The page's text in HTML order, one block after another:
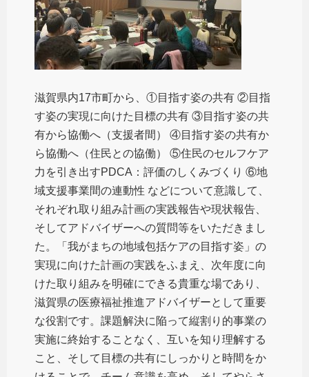
滋賀県内17市町から、①目指す姿の共有 ②目指
す姿の実現に向けた目標の共有 ③目指す姿の共
有から協働へ（支援者間） ④目指す姿の共有か
ら協働へ（住民との協働） ⑤住民のセルフケア
力を引き出すPDCA：評価のしくみづくり ⑥地
域支援事業間の連動性 などについて意識して、
それぞれ取り組み計画の実践報告や現状報告、
そしてアドバイザーへの質問等をいただきまし
た。「我がまちの地域包括ケアの目指す姿」の
実現に向けた計画の実践をふまえ、次年度に向
けた取り組みを明確にできる貴重な場であり、
滋賀県の医療福祉推進アドバイザーとして重要
な役割です。課題解決に陥って縦割り的事業の
実施に終始することなく、互いを知り理解する
こと、そして目標の共有にしっかりと時間をか